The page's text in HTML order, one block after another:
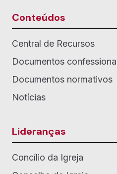
Conteúdos
Central de Recursos
Documentos
Documentos normativos
Notícias
Lideranças
Concílio da Igreja